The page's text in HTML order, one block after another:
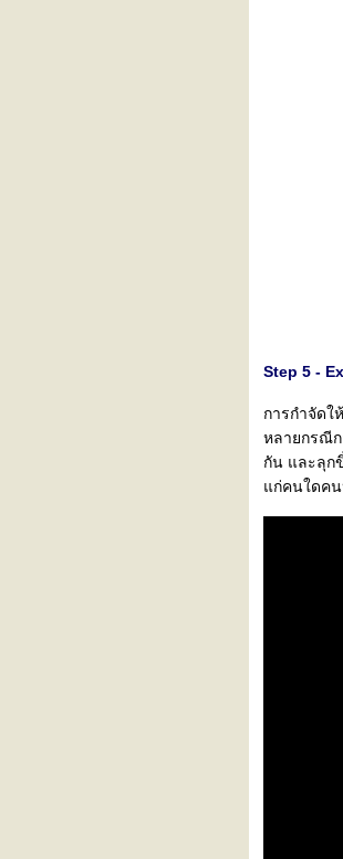
Step 5 -
การกำจัดใ
หลายกรณีก
กัน และลุก
ก่คนใดคน